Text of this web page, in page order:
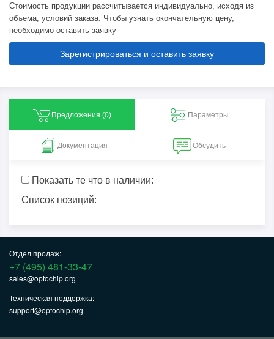
Стоимость продукции рассчитывается индивидуально, исходя из
объема, условий заказа. Чтобы узнать окончательную цену,
необходимо оставить заявку
Зарегистрироваться и оставить заявку
Предложения (0) Параметры
Документация Обсудить
Показать те что в наличии:
Список позиций:
Отдел продаж:
+7 (495) 481-33-47
sales@optochip.org
Техническая поддержка:
support@optochip.org